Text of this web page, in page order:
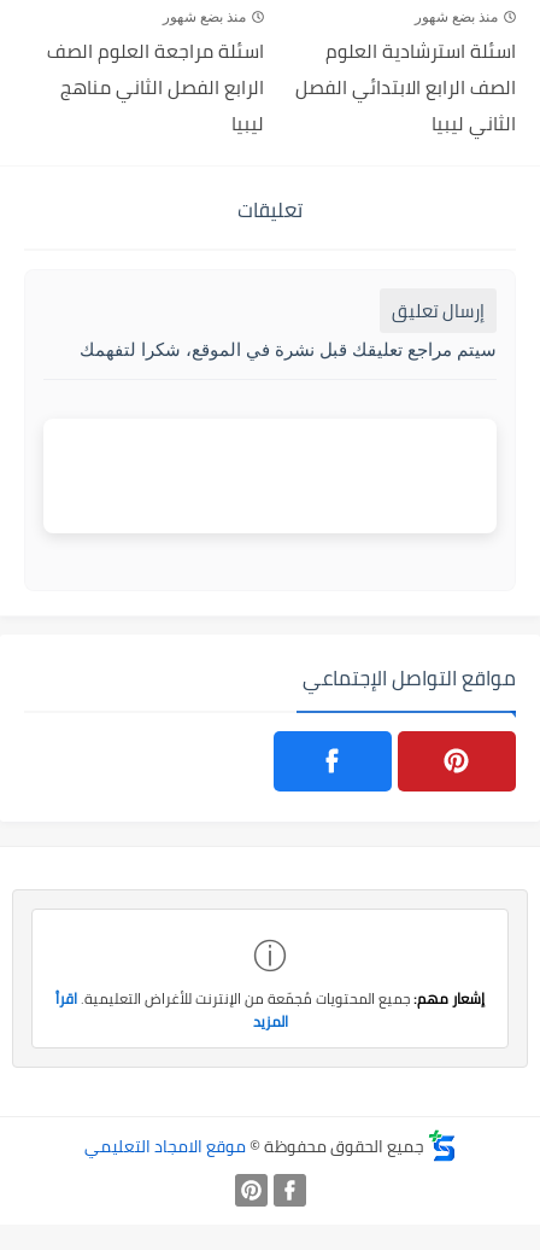
منذ بضع شهور
اسئلة استرشادية العلوم
الصف الرابع الابتدائي الفصل
الثاني ليبيا
منذ بضع شهور
اسئلة مراجعة العلوم الصف
الرابع الفصل الثاني مناهج
ليبيا
تعليقات
إرسال تعليق
سيتم مراجع تعليقك قبل نشرة في الموقع، شكرا لتفهمك
مواقع التواصل الإجتماعي
ⓘ
إشعار مهم:جميع المحتويات مُجمّعة من الإنترنت للأغراض التعليمية.اقرأ
المزيد
جميع الحقوق محفوظة ©موقع الامجاد التعليمي